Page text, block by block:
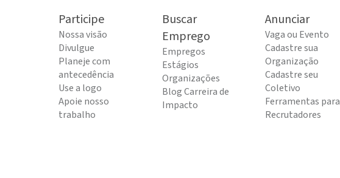
Participe
Nossa visão
Divulgue
Planeje com
antecedência
Use a logo
Apoie nosso
trabalho
Buscar
Emprego
Empregos
Estágios
Organizações
Blog Carreira de
Impacto
Anunciar
Vaga ou Evento
Cadastre sua
Organização
Cadastre seu
Coletivo
Ferramentas para
Recrutadores